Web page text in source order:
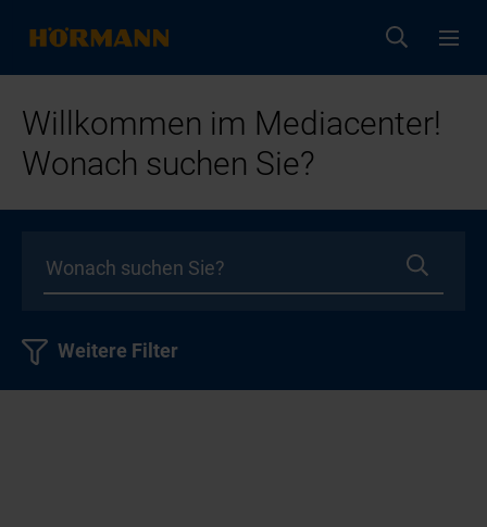
Willkommen im Mediacenter!
Wonach suchen Sie?
Weitere Filter